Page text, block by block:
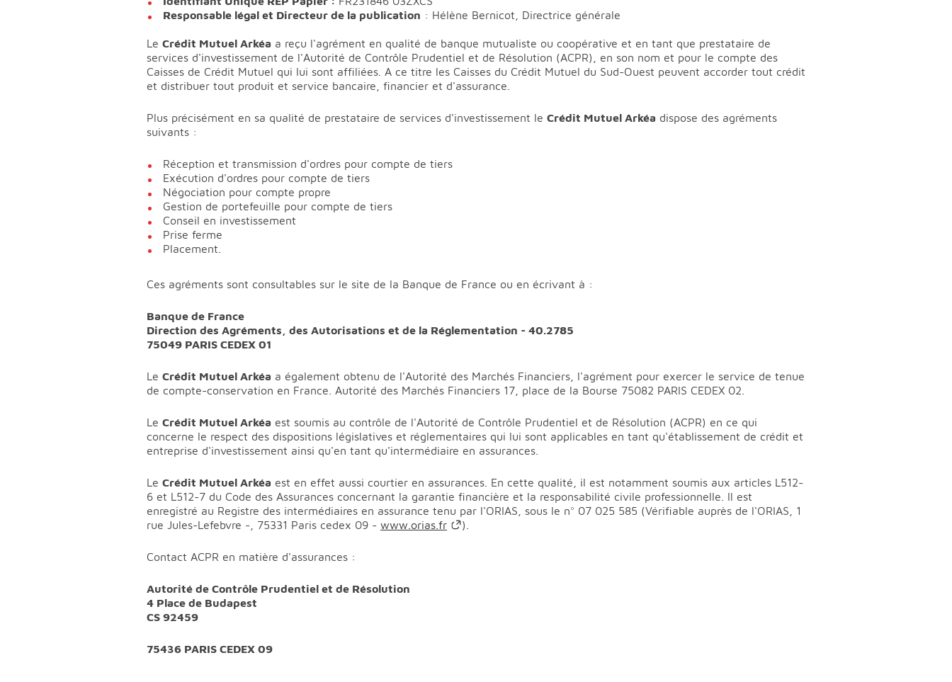
Responsable légal et Directeur de la publication : Hélène Bernicot, Directrice générale
Le Crédit Mutuel Arkéa a reçu l'agrément en qualité de banque mutualiste ou coopérative et en tant que prestataire de
services d'investissement de l'Autorité de Contrôle Prudentiel et de Résolution (ACPR), en son nom et pour le compte des
Caisses de Crédit Mutuel qui lui sont affiliées. A ce titre les Caisses du Crédit Mutuel du Sud-Ouest peuvent accorder tout crédit
et distribuer tout produit et service bancaire, financier et d'assurance.
Plus précisément en sa qualité de prestataire de services d'investissement le Crédit Mutuel Arkéa dispose des agréments
suivants :
Réception et transmission d'ordres pour compte de tiers
Exécution d'ordres pour compte de tiers
Négociation pour compte propre
Gestion de portefeuille pour compte de tiers
Conseil en investissement
Prise ferme
Placement.
Ces agréments sont consultables sur le site de la Banque de France ou en écrivant à :
Banque de France
Direction des Agréments, des Autorisations et de la Réglementation - 40.2785
75049 PARIS CEDEX 01
Le Crédit Mutuel Arkéa a également obtenu de l'Autorité des Marchés Financiers, l'agrément pour exercer le service de tenue
de compte-conservation en France. Autorité des Marchés Financiers 17, place de la Bourse 75082 PARIS CEDEX 02.
Le Crédit Mutuel Arkéa est soumis au contrôle de l'Autorité de Contrôle Prudentiel et de Résolution (ACPR) en ce qui
concerne le respect des dispositions législatives et réglementaires qui lui sont applicables en tant qu'établissement de crédit et
entreprise d'investissement ainsi qu'en tant qu'intermédiaire en assurances.
Le Crédit Mutuel Arkéa est en effet aussi courtier en assurances. En cette qualité, il est notamment soumis aux articles L512-
6 et L512-7 du Code des Assurances concernant la garantie financière et la responsabilité civile professionnelle. Il est
enregistré au Registre des intermédiaires en assurance tenu par l'ORIAS, sous le n° 07 025 585 (Vérifiable auprès de l'ORIAS, 1
rue Jules-Lefebvre -, 75331 Paris cedex 09 - www.orias.fr ).
Contact ACPR en matière d'assurances :
Autorité de Contrôle Prudentiel et de Résolution
4 Place de Budapest
CS 92459
75436 PARIS CEDEX 09